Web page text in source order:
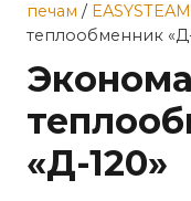
печам / EASYSTEAM
теплообменник
«Д-120»